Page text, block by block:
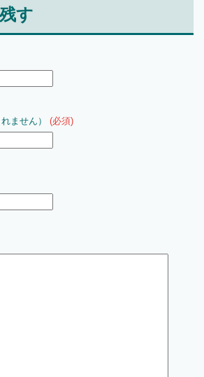
す
ません） (必須)